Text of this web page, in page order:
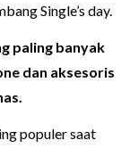
Single’s day.
paling banyak
dan aksesoris
populer saat